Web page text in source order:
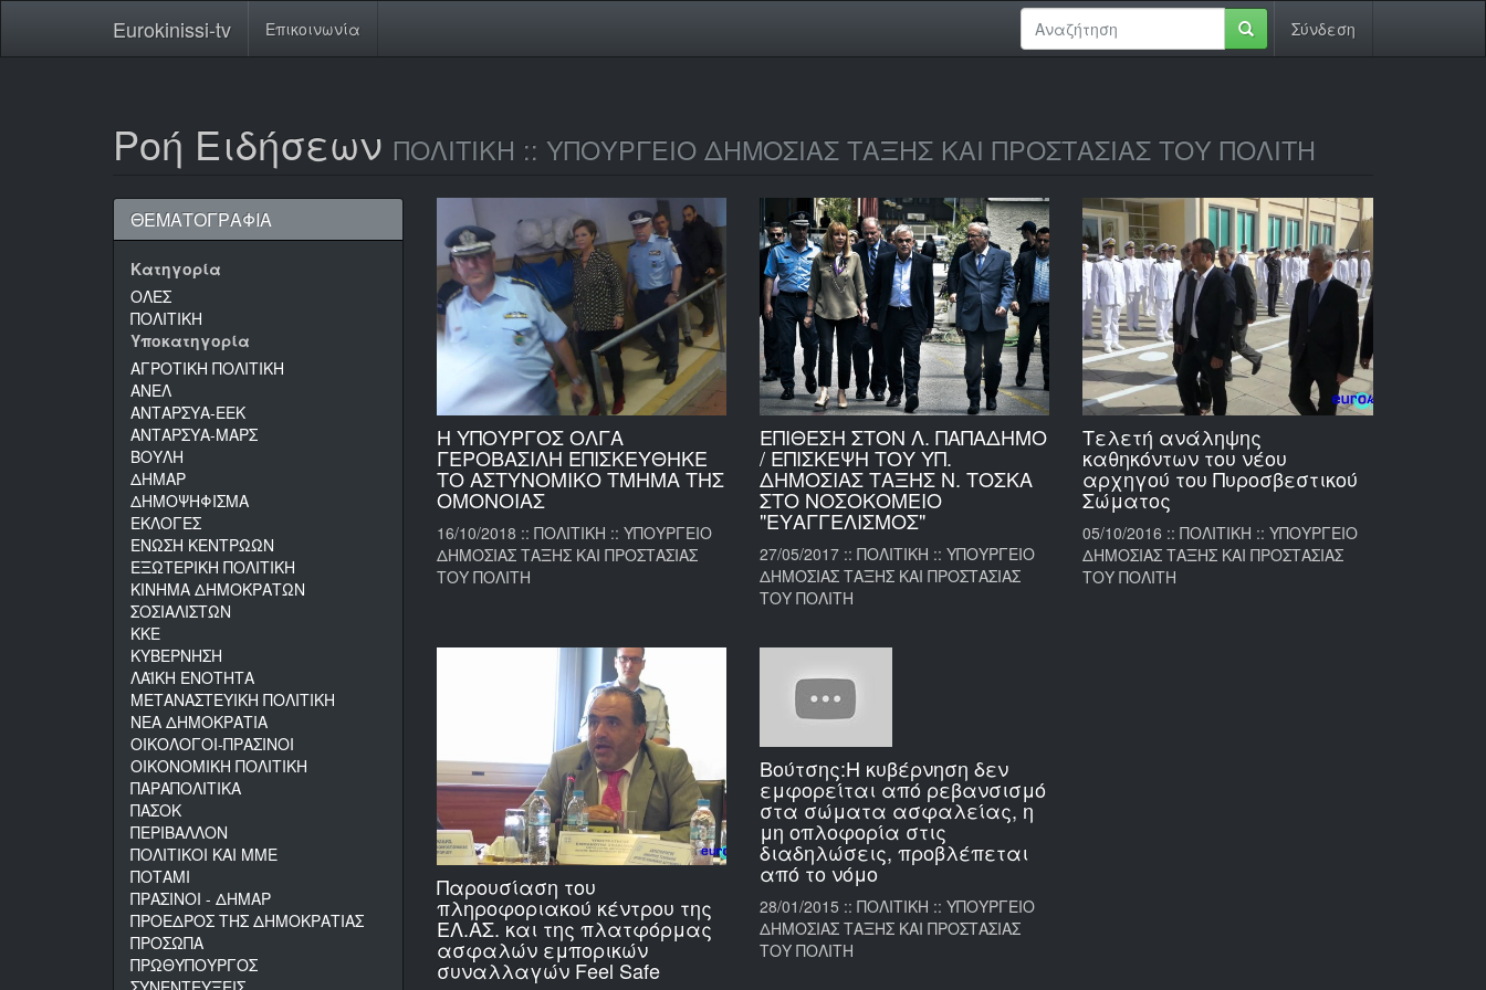
Eurokinissi-tv Επικοινωνία Σύνδεση
Ροή Ειδήσεων ΠΟΛΙΤΙΚΗ :: ΥΠΟΥΡΓΕΙΟ ΔΗΜΟΣΙΑΣ ΤΑΞΗΣ ΚΑΙ ΠΡΟΣΤΑΣΙΑΣ ΤΟΥ ΠΟΛΙΤΗ
ΘΕΜΑΤΟΓΡΑΦΙΑ
Κατηγορία
ΟΛΕΣ
ΠΟΛΙΤΙΚΗ
Υποκατηγορία
ΑΓΡΟΤΙΚΗ ΠΟΛΙΤΙΚΗ
ΑΝΕΛ
ΑΝΤΑΡΣΥΑ-ΕΕΚ
ΑΝΤΑΡΣΥΑ-ΜΑΡΣ
ΒΟΥΛΗ
ΔΗΜΑΡ
ΔΗΜΟΨΗΦΙΣΜΑ
ΕΚΛΟΓΕΣ
ΕΝΩΣΗ ΚΕΝΤΡΩΩΝ
ΕΞΩΤΕΡΙΚΗ ΠΟΛΙΤΙΚΗ
ΚΙΝΗΜΑ ΔΗΜΟΚΡΑΤΩΝ
ΣΟΣΙΑΛΙΣΤΩΝ
ΚΚΕ
ΚΥΒΕΡΝΗΣΗ
ΛΑΪΚΗ ΕΝΟΤΗΤΑ
ΜΕΤΑΝΑΣΤΕΥΙΚΗ ΠΟΛΙΤΙΚΗ
ΝΕΑ ΔΗΜΟΚΡΑΤΙΑ
ΟΙΚΟΛΟΓΟΙ-ΠΡΑΣΙΝΟΙ
ΟΙΚΟΝΟΜΙΚΗ ΠΟΛΙΤΙΚΗ
ΠΑΡΑΠΟΛΙΤΙΚΑ
ΠΑΣΟΚ
ΠΕΡΙΒΑΛΛΟΝ
ΠΟΛΙΤΙΚΟΙ ΚΑΙ ΜΜΕ
ΠΟΤΑΜΙ
ΠΡΑΣΙΝΟΙ - ΔΗΜΑΡ
ΠΡΟΕΔΡΟΣ ΤΗΣ ΔΗΜΟΚΡΑΤΙΑΣ
ΠΡΟΣΩΠΑ
ΠΡΩΘΥΠΟΥΡΓΟΣ
Η ΥΠΟΥΡΓΟΣ ΟΛΓΑ
ΓΕΡΟΒΑΣΙΛΗ ΕΠΙΣΚΕΥΘΗΚΕ
ΤΟ ΑΣΤΥΝΟΜΙΚΟ ΤΜΗΜΑ ΤΗΣ
ΟΜΟΝΟΙΑΣ
16/10/2018 :: ΠΟΛΙΤΙΚΗ :: ΥΠΟΥΡΓΕΙΟ
ΔΗΜΟΣΙΑΣ ΤΑΞΗΣ ΚΑΙ ΠΡΟΣΤΑΣΙΑΣ
ΤΟΥ ΠΟΛΙΤΗ
ΕΠΙΘΕΣΗ ΣΤΟΝ Λ. ΠΑΠΑΔΗΜΟ
/ ΕΠΙΣΚΕΨΗ ΤΟΥ ΥΠ.
ΔΗΜΟΣΙΑΣ ΤΑΞΗΣ Ν. ΤΟΣΚΑ
ΣΤΟ ΝΟΣΟΚΟΜΕΙΟ
"ΕΥΑΓΓΕΛΙΣΜΟΣ"
27/05/2017 :: ΠΟΛΙΤΙΚΗ :: ΥΠΟΥΡΓΕΙΟ
ΔΗΜΟΣΙΑΣ ΤΑΞΗΣ ΚΑΙ ΠΡΟΣΤΑΣΙΑΣ
ΤΟΥ ΠΟΛΙΤΗ
Τελετή ανάληψης
καθηκόντων του νέου
αρχηγού του Πυροσβεστικού
Σώματος
05/10/2016 :: ΠΟΛΙΤΙΚΗ :: ΥΠΟΥΡΓΕΙΟ
ΔΗΜΟΣΙΑΣ ΤΑΞΗΣ ΚΑΙ ΠΡΟΣΤΑΣΙΑΣ
ΤΟΥ ΠΟΛΙΤΗ
Παρουσίαση του
πληροφοριακού κέντρου της
ΕΛ.ΑΣ. και της πλατφόρμας
ασφαλών εμπορικών
συναλλαγών Feel Safe
Βούτσης:Η κυβέρνηση δεν
εμφορείται από ρεβανσισμό
στα σώματα ασφαλείας, η
μη οπλοφορία στις
διαδηλώσεις, προβλέπεται
από το νόμο
28/01/2015 :: ΠΟΛΙΤΙΚΗ :: ΥΠΟΥΡΓΕΙΟ
ΔΗΜΟΣΙΑΣ ΤΑΞΗΣ ΚΑΙ ΠΡΟΣΤΑΣΙΑΣ
ΤΟΥ ΠΟΛΙΤΗ